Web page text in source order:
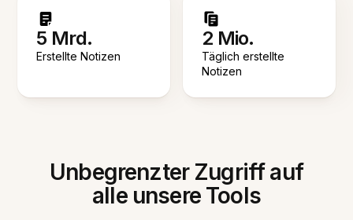
5 Mrd.
Erstellte Notizen
2 Mio.
Täglich erstellte
Notizen
Unbegrenzter Zugriff auf
alle unsere Tools